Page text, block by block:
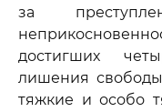
за
достигших
лишения
тяжкие и особо